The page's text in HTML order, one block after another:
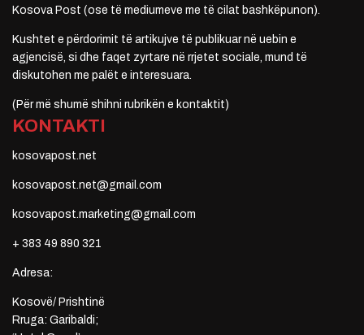
Kosova Post (ose të mediumeve me të cilat bashkëpunon).
Kushtet e përdorimit të artikujve të publikuar në uebin e
agjencisë, si dhe faqet zyrtare në rrjetet sociale, mund të
diskutohen me palët e interesuara.
(Për më shumë shihni rubrikën e kontaktit)
KONTAKTI
kosovapost.net
kosovapost.net@gmail.com
kosovapost.marketing@gmail.com
+ 383 49 890 321
Adresa:
Kosovë/ Prishtinë
Rruga: Garibaldi;